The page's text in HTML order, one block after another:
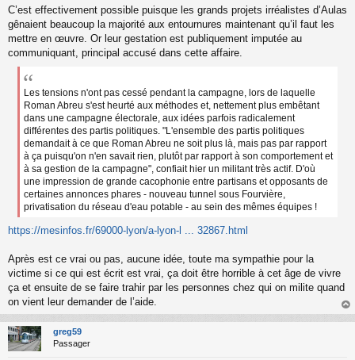
s
a
g
e
n
o
C’est effectivement possible puisque les grands projets irréalistes d’Aulas
gênaient beaucoup la majorité aux entournures maintenant qu’il faut les
mettre en œuvre. Or leur gestation est publiquement imputée au
communiquant, principal accusé dans cette affaire.
Les tensions n'ont pas cessé pendant la campagne, lors de laquelle
Roman Abreu s'est heurté aux méthodes et, nettement plus embêtant
dans une campagne électorale, aux idées parfois radicalement
différentes des partis politiques. "L'ensemble des partis politiques
demandait à ce que Roman Abreu ne soit plus là, mais pas par rapport
à ça puisqu'on n'en savait rien, plutôt par rapport à son comportement et
à sa gestion de la campagne", confiait hier un militant très actif. D'où
une impression de grande cacophonie entre partisans et opposants de
certaines annonces phares - nouveau tunnel sous Fourvière,
privatisation du réseau d'eau potable - au sein des mêmes équipes !
https://mesinfos.fr/69000-lyon/a-lyon-l ... 32867.html
Après est ce vrai ou pas, aucune idée, toute ma sympathie pour la
victime si ce qui est écrit est vrai, ça doit être horrible à cet âge de vivre
ça et ensuite de se faire trahir par les personnes chez qui on milite quand
on vient leur demander de l’aide.
au
greg59
Passager